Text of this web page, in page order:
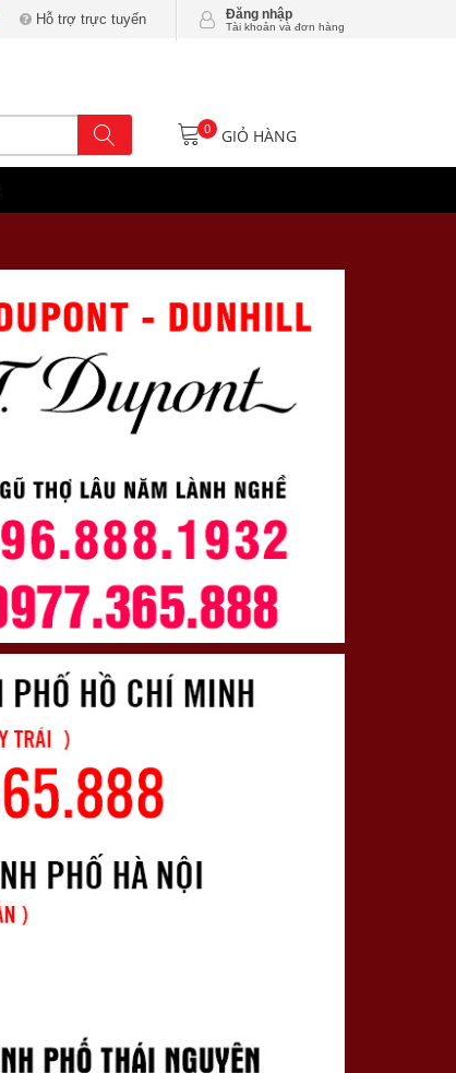
Hỗ trợ trực tuyến Đăng nhập
Tài khoản và đơn hàng
0 GIỎ HÀNG